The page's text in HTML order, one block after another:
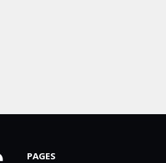
PAGES